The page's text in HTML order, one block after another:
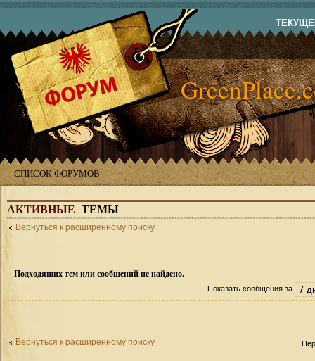
СПИСОК ФОРУМОВ
АКТИВНЫЕ ТЕМЫ
Вернуться к расширенному поиску
Подходящих тем или сообщений не найдено.
Показать сообщения за
Вернуться к расширенному поиску